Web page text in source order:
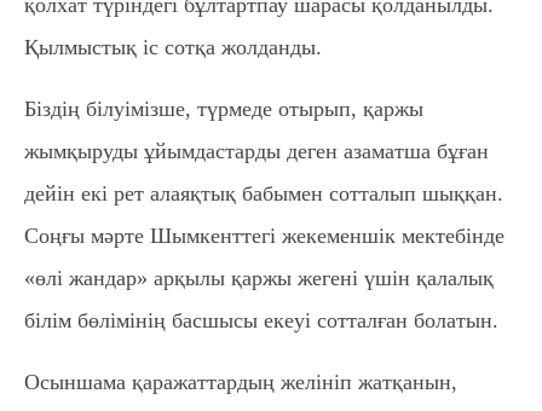
қолхат түріндегі бұлтартпау шарасы қолданылды.
Қылмыстық іс сотқа жолданды.
Біздің білуімізше, түрмеде отырып, қаржы
жымқыруды ұйымдастарды деген азаматша бұған
дейін екі рет алаяқтық бабымен сотталып шыққан.
Соңғы мәрте Шымкенттегі жекеменшік мектебінде
«өлі жандар» арқылы қаржы жегені үшін қалалық
білім бөлімінің басшысы екеуі сотталған болатын.
Осыншама қаражаттардың желініп жатқанын,